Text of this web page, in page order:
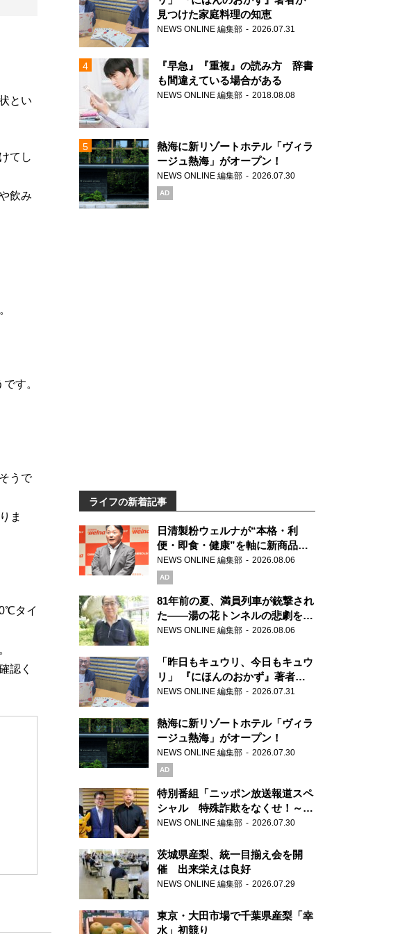
とい
てし
飲み
す。
うで
ま
タイ
認く
見つけた家庭料理の知恵
NEWS ONLINE 編集部 2026.07.31
『早急』『重複』の読み方 辞書
も間違えている場合がある
NEWS ONLINE 編集部 2018.08.08
熱海に新リゾートホテル「ヴィラ
ージュ熱海」がオープン！
NEWS ONLINE 編集部 2026.07.30
AD
ライフの新着記事
日清製粉ウェルナが“本格・利
便・即食・健康”を軸に新商品を
展開 「マ・マー」「青の洞窟」
ブランドを強化
NEWS ONLINE 編集部 2026.08.06
AD
81年前の夏、満員列車が銃撃され
た――湯の花トンネルの悲劇を語
り継ぐ男性
NEWS ONLINE 編集部 2026.08.06
「昨日もキュウリ、今日もキュウ
リ」 『にほんのおかず』著者が
見つけた家庭料理の知恵
NEWS ONLINE 編集部 2026.07.31
熱海に新リゾートホテル「ヴィラ
ージュ熱海」がオープン！
NEWS ONLINE 編集部 2026.07.30
AD
特別番組「ニッポン放送報道スペ
シャル 特殊詐欺をなくせ！～被
害者・加害者・警視庁が語るトク
NEWS ONLINE 編集部 2026.07.30
茨城県産梨、統一目揃え会を開
催 出来栄えは良好
NEWS ONLINE 編集部 2026.07.29
東京・大田市場で千葉県産梨「幸
水」初競り